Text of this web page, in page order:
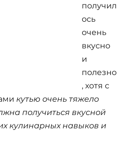
получил
ось
очень
вкусно
и
полезно
, хотя с
кутью очень тяжело
получиться вкусной
кулинарных навыков и